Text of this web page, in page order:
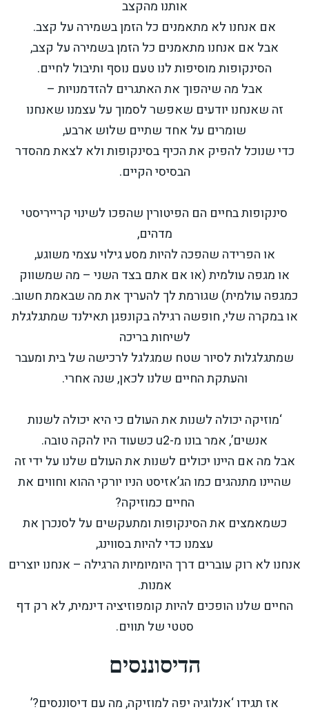
אותנו מהקצב
אם אנחנו לא מתאמנים כל הזמן בשמירה על קצב.
אבל אם אנחנו מתאמנים כל הזמן בשמירה על קצב,
הסינקופות מוסיפות לנו טעם נוסף ותיבול לחיים.
אבל מה שיהפוך את האתגרים להזדמנויות –
זה שאנחנו יודעים שאפשר לסמוך על עצמנו שאנחנו
שומרים על אחד שתיים שלוש ארבע,
כדי שנוכל להפיק את הכיף בסינקופות ולא לצאת מהסדר
הבסיסי הקיים.
סינקופות בחיים הם הפיטורין שהפכו לשינוי קרייריסטי
מדהים,
או הפרידה שהפכה להיות מסע גילוי עצמי משוגע,
או מגפה עולמית (או אם אתם בצד השני – מה שמשווק
כמגפה עולמית) שגורמת לך להעריך את מה שבאמת חשוב.
או במקרה שלי, חופשה רגילה בקונפגן תאילנד שמתגלגלת
לשיחות בריכה
שמתגלגלות לסיור שטח שמגלגל לרכישה של בית ומעבר
והעתקת החיים שלנו לכאן, שנה אחרי.
‘מוזיקה יכולה לשנות את העולם כי היא יכולה לשנות
אנשים’, אמר בונו מ-u2 כשעוד היו להקה טובה.
אבל מה אם היינו יכולים לשנות את העולם שלנו על ידי זה
שהיינו מתנהגים כמו הג’אזיסט הניו יורקי ההוא וחווים את
החיים כמוזיקה?
כשמאמצים את הסינקופות ומתעקשים על לסנכרן את
עצמנו כדי להיות בסווינג,
אנחנו לא רוק עוברים דרך היומיומיות הרגילה – אנחנו יוצרים
אמנות.
החיים שלנו הופכים להיות קומפוזיציה דינמית, לא רק דף
סטטי של תווים.
הדיסוננסים
אז תגידו ‘אנלוגיה יפה למוזיקה, מה עם דיסוננסים?’